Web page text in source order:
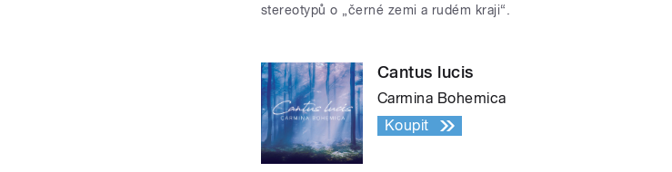
stereotypů o „černé zemi a rudém kraji“.
Cantus lucis
Carmina Bohemica
Koupit